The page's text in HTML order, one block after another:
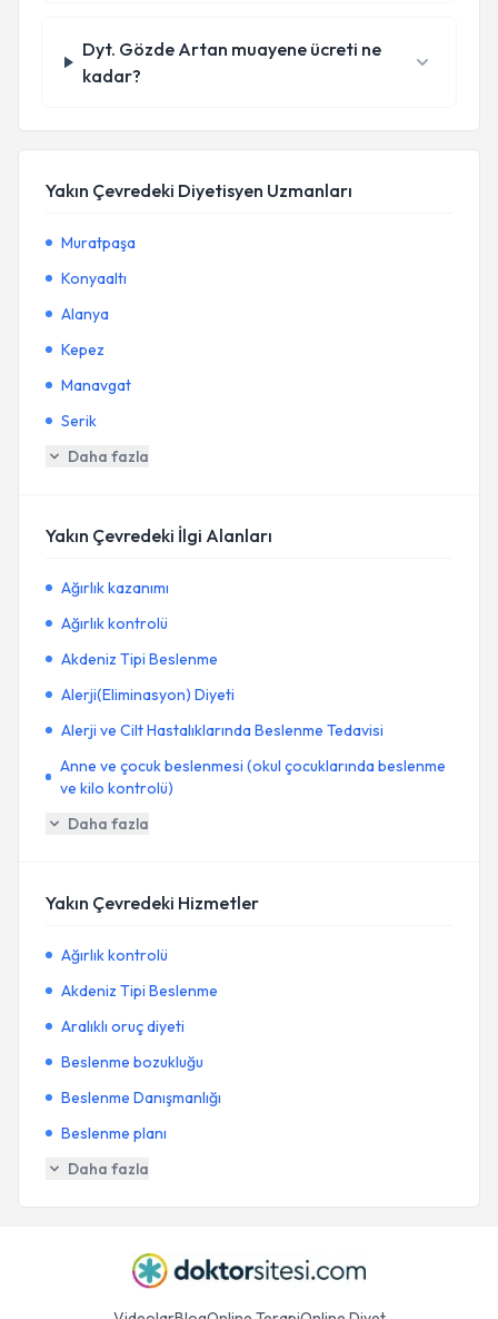
Dyt. Gözde Artan muayene ücreti ne
kadar?
Yakın Çevredeki Diyetisyen Uzmanları
Muratpaşa
Konyaaltı
Alanya
Kepez
Manavgat
Serik
Daha fazla
Yakın Çevredeki İlgi Alanları
Ağırlık kazanımı
Ağırlık kontrolü
Akdeniz Tipi Beslenme
Alerji(Eliminasyon) Diyeti
Alerji ve Cilt Hastalıklarında Beslenme Tedavisi
Anne ve çocuk beslenmesi (okul çocuklarında beslenme
ve kilo kontrolü)
Daha fazla
Yakın Çevredeki Hizmetler
Ağırlık kontrolü
Akdeniz Tipi Beslenme
Aralıklı oruç diyeti
Beslenme bozukluğu
Beslenme Danışmanlığı
Beslenme planı
Daha fazla